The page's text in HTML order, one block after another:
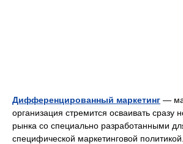
Дифференцированный маркетинг —
организация стремится осваивать сразу
рынка со специально разработанными
специфической маркетинговой